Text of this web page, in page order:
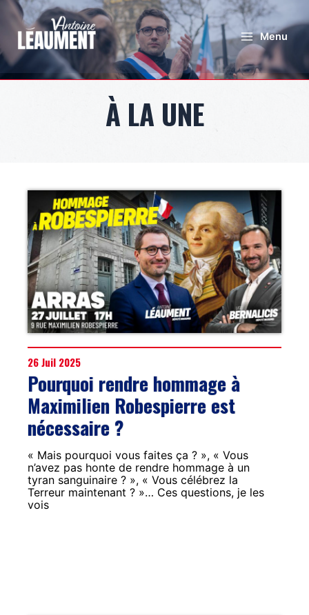
Menu
À LA UNE
26 Juil 2025
Pourquoi rendre hommage à
Maximilien Robespierre est
nécessaire ?
« Mais pourquoi vous faites ça ? », « Vous
n’avez pas honte de rendre hommage à un
tyran sanguinaire ? », « Vous célébrez la
Terreur maintenant ? »… Ces questions, je les
vois